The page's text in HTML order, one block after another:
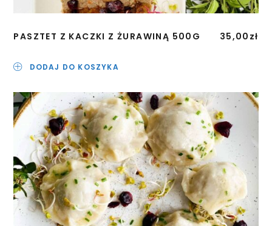
PASZTET Z KACZKI Z ŻURAWINĄ 500G 35,00 zł
DODAJ DO KOSZYKA